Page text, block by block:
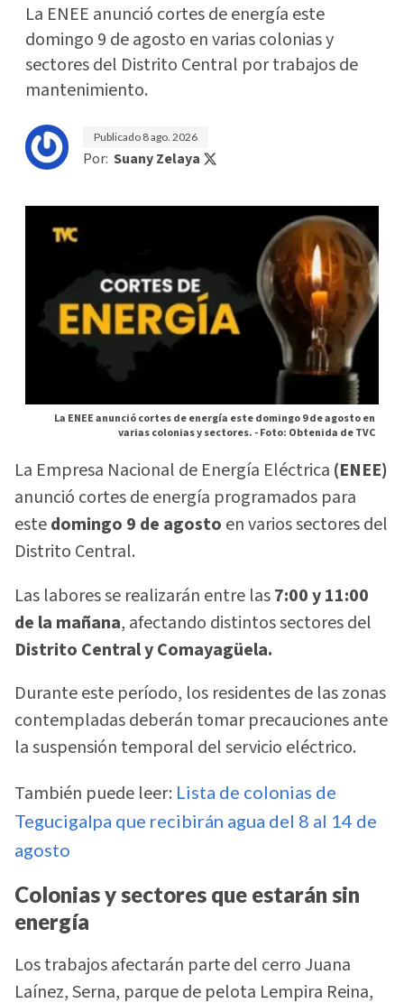
La ENEE anunció cortes de energía este
domingo 9 de agosto en varias colonias y
sectores del Distrito Central por trabajos de
mantenimiento.
Publicado 8 ago. 2026
Por: Suany Zelaya
La ENEE anunció cortes de energía este domingo 9 de agosto en
varias colonias y sectores. -Foto: Obtenida de TVC
La Empresa Nacional de Energía Eléctrica (ENEE)
anunció cortes de energía programados para
estedomingo 9 de agosto en varios sectores del
Distrito Central.
Las labores se realizarán entre las7:00 y 11:00
de la mañana, afectando distintos sectores del
Distrito Central y Comayagüela.
Durante este período, los residentes de las zonas
contempladas deberán tomar precauciones ante
la suspensión temporal del servicio eléctrico.
También puede leer: Lista de colonias de
Tegucigalpa que recibirán agua del 8 al 14 de
agosto
Colonias y sectores que estarán sin
energía
Los trabajos afectarán parte del cerro Juana
Laínez, Serna, parque de pelota Lempira Reina,